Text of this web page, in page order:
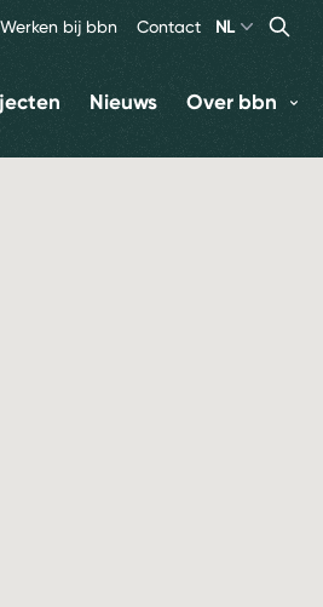
Werken bij bbn Contact NL Search
Zoeken
Nieuws Over bbn